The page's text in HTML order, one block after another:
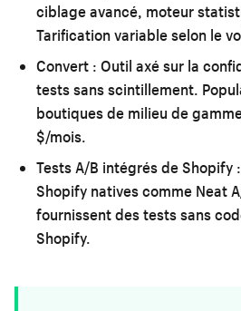
ciblage avancé, moteur
Tarification variable selon le
Convert : Outil axé sur la
tests sans scintillement.
boutiques de milieu de
$/mois.
Tests A/B intégrés de Shopify :
Shopify natives comme Neat
fournissent des tests sans
Shopify.